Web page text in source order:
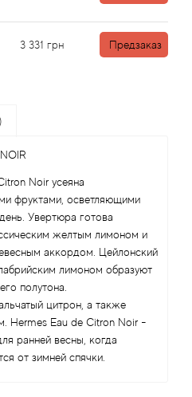
3 331 грн Предзаказ
Noir усеяна
фруктами, осветляющими
Увертюра готова
желтым лимоном и
аккордом. Цейлонский
лимоном образуют
полутона.
цитрон, а также
Hermes Eau de Citron Noir -
ранней весны, когда
от зимней спячки.